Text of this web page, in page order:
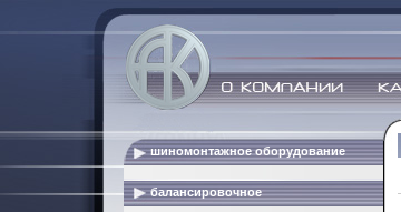
шиномонтажное оборудование
балансировочное